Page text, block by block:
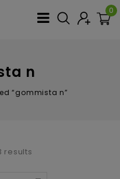
0
n
“gommista n”
results